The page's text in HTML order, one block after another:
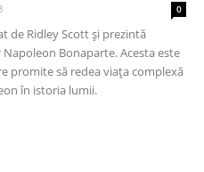
0
de Ridley Scott și prezintă
Bonaparte. Acesta este
promite să redea viața complexă
în istoria lumii.